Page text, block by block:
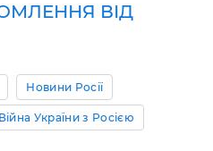
ВІД
Новини Росії
Війна України з Росією